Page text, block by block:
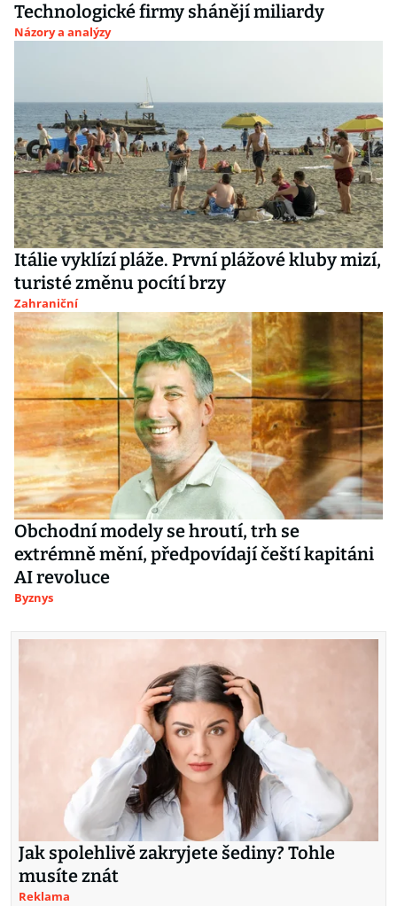
Technologické firmy shánějí miliardy
Názory a analýzy
Itálie vyklízí pláže. První plážové kluby mizí,
turisté změnu pocítí brzy
Zahraniční
Obchodní modely se hroutí, trh se
extrémně mění, předpovídají čeští kapitáni
AI revoluce
Byznys
Jak spolehlivě zakryjete šediny? Tohle
musíte znát
Reklama